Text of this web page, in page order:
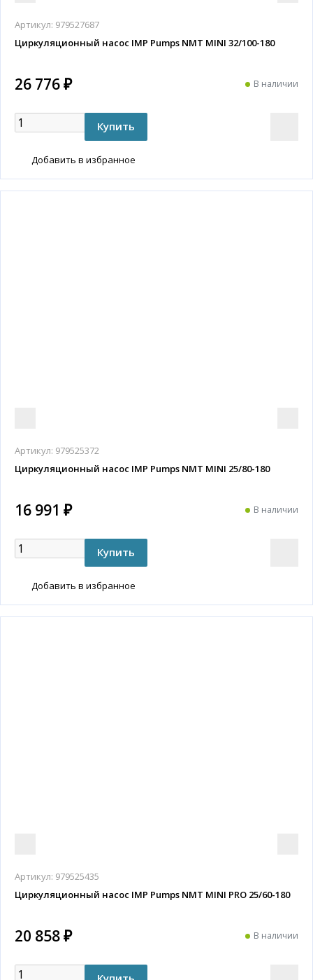
Артикул: 979527687
Циркуляционный насос IMP Pumps NMT MINI 32/100-180
26 776 ₽ В наличии
Добавить в избранное
Артикул: 979525372
Циркуляционный насос IMP Pumps NMT MINI 25/80-180
16 991 ₽ В наличии
Добавить в избранное
Артикул: 979525435
Циркуляционный насос IMP Pumps NMT MINI PRO 25/60-180
20 858 ₽ В наличии